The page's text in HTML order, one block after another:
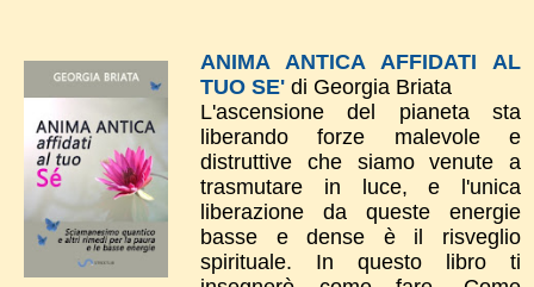
ANIMA ANTICA AFFIDATI AL
TUO SE' di Georgia Briata
L'ascensione del pianeta sta
liberando forze malevole e
distruttive che siamo venute a
trasmutare in luce, e l'unica
liberazione da queste energie
basse e dense è il risveglio
spirituale. In questo libro ti